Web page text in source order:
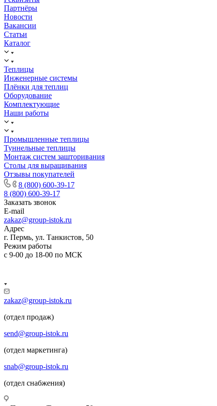
Партнёры
Новости
Вакансии
Статьи
Каталог
Теплицы
Инженерные системы
Плёнки для теплиц
Оборудование
Комплектующие
Наши работы
Промышленные теплицы
Туннельные теплицы
Монтаж систем зашторивания
Столы для выращивания
Отзывы покупателей
8 (800) 600-39-17
8 (800) 600-39-17
Заказать звонок
E-mail
zakaz@group-istok.ru
Адрес
г. Пермь, ул. Танкистов, 50
Режим работы
с 9-00 до 18-00 по МСК
zakaz@group-istok.ru
(отдел продаж)
send@group-istok.ru
(отдел маркетинга)
snab@group-istok.ru
(отдел снабжения)